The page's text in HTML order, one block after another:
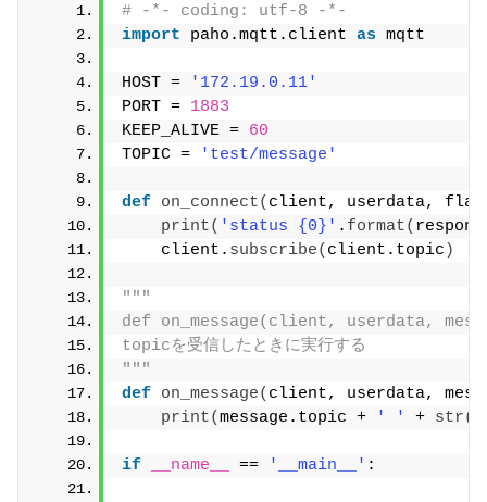
# -*- coding: utf-8 -*-
import paho.mqtt.client as mqtt
HOST =
'172.19.0.11'
PORT = 1883
KEEP_ALIVE = 60
TOPIC =
'test/message'
def on_connect( client, userdata,
print( 'status {0}' . format(
    client.
subscribe( client.topic )
"""
def on_message(client, userdata,
topicを受信したときに実行する
"""
def on_message( client, userdata,
print(message.topic + ' ' + str(
if __name__ == '__main__' :